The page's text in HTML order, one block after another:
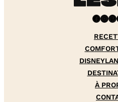
Facebook InstagramPinterest
À